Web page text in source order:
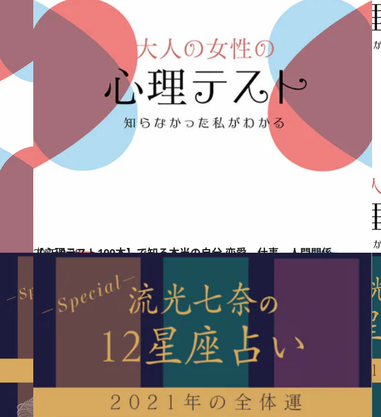
2025.9.28
【心理テスト100本】で知る本当の自分 恋愛、仕事、人間関係…
占い